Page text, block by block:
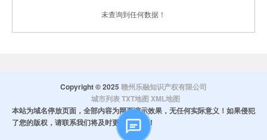
未查询到任何数据！
Copyright © 2025 赣州乐融知识产权有限公司
城市列表TXT地图 XML地图
本站为域名停放页面，全部内容为网页演示效果，无任何实际意义！如果侵犯
了您的版权，请联系我们将及时更正和删除！